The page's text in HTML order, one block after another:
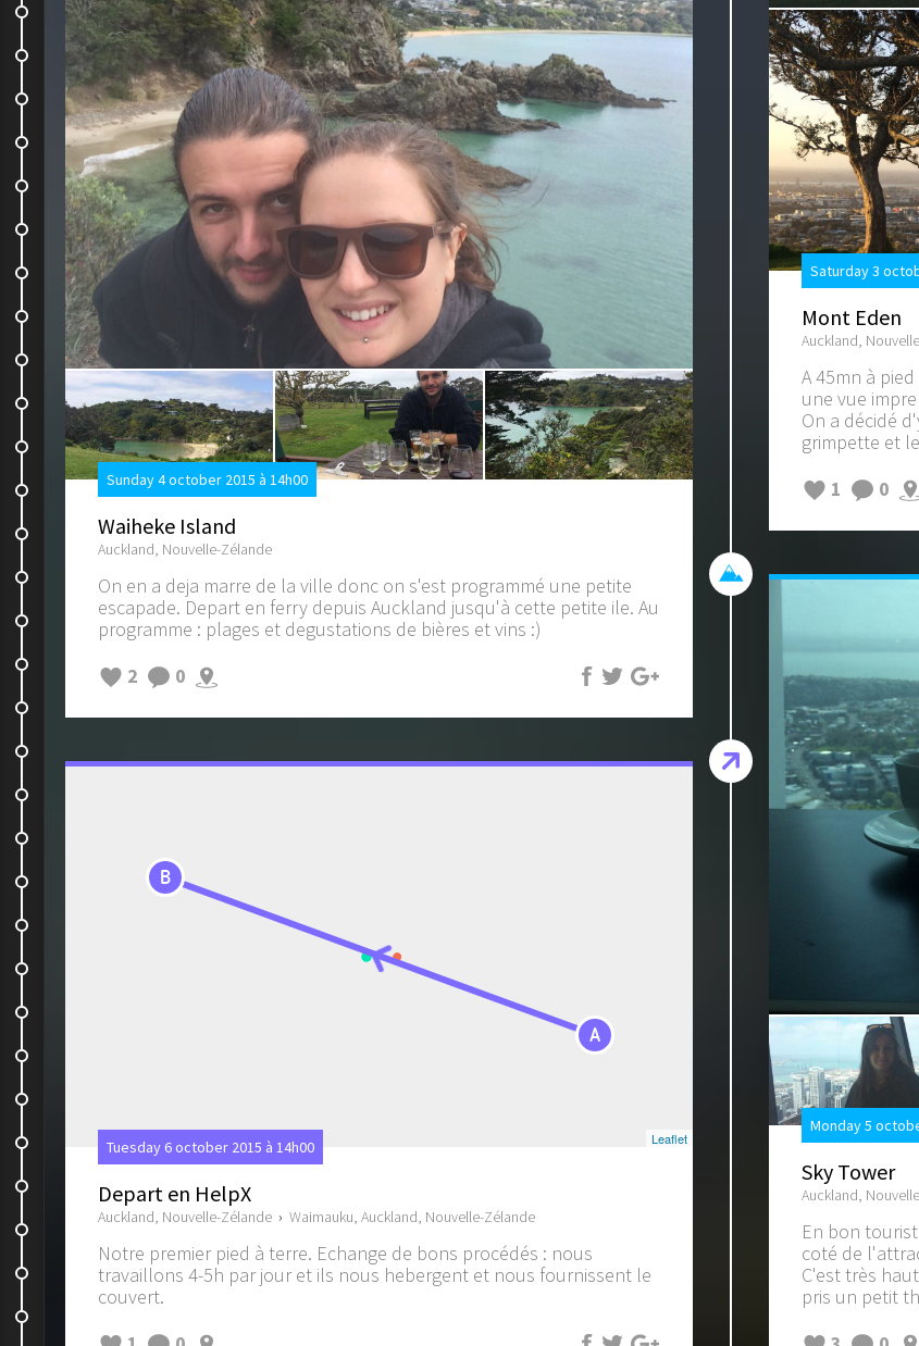
Coromandel again
Hobbiton and Rotorua
Waitomo cave
Skydive !
En route pour le sud
Le ferry
En route pour Abel Tasman
Une journée fabuleuse
On descend sur la West Coast
Une jolie journée
En avant direction Kaikoura
Whale Watch
Dernier jour pour les parents
Retour dans l'ile du nord
Les trésors cachés de New...
Trip dans les caves
Barbottage dans la rivière
Saturday 3
Mont Eden
Auckland,
A 45mn à
une vue
On a décidé
grimpette et
1
0
Sunday 4 october 2015 à 14h00
Waiheke Island
Auckland, Nouvelle-Zélande
On en a deja marre de la ville donc on s'est programmé une petite
escapade. Depart en ferry depuis Auckland jusqu'à cette petite ile. Au
programme : plages et degustations de bières et vins :)
2
0
Monday 5
Sky Tower
Auckland,
En bon
coté de
C'est très
pris un petit
A
B
Leaflet
Tuesday 6 october 2015 à 14h00
Depart en HelpX
Auckland, Nouvelle-Zélande › Waimauku, Auckland, Nouvelle-Zélande
Notre premier pied à terre. Echange de bons procédés : nous
travaillons 4-5h par jour et ils nous hebergent et nous fournissent le
couvert.